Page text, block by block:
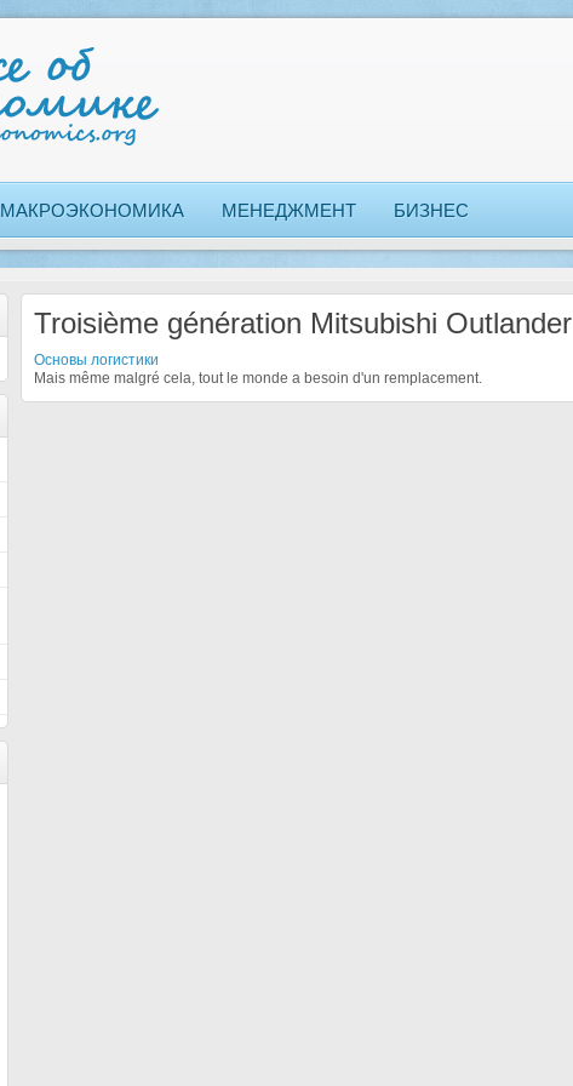
МАКРОЭКОНОМИКА МЕНЕДЖМЕНТ БИЗНЕС
Troisième génération Mitsubishi Outlander
Основы логистики
Mais même malgré cela, tout le monde a besoin d'un remplacement.